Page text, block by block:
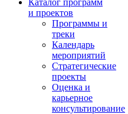
и проектов
Программы и
треки
Календарь
мероприятий
Стратегические
проекты
Оценка и
карьерное
консультирование